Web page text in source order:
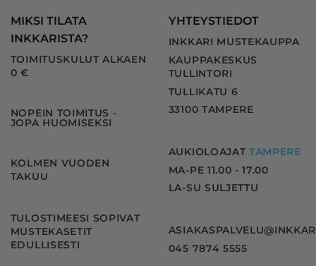
MIKSI TILATA
INKKARISTA?
TOIMITUSKULUT ALKAEN
0 €
NOPEIN TOIMITUS -
JOPA HUOMISEKSI
KOLMEN VUODEN
TAKUU
TULOSTIMEESI SOPIVAT
MUSTEKASETIT
EDULLISESTI
YHTEYSTIEDOT
INKKARI MUSTEKAUPPA
KAUPPAKESKUS
TULLINTORI
TULLIKATU 6
33100 TAMPERE
AUKIOLOAJAT TAMPERE
MA-PE 11.00 - 17.00
LA-SU SULJETTU
045 7874 5555